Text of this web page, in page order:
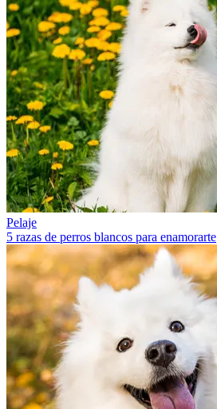
Pelaje
5 razas de perros blancos para enamorarte